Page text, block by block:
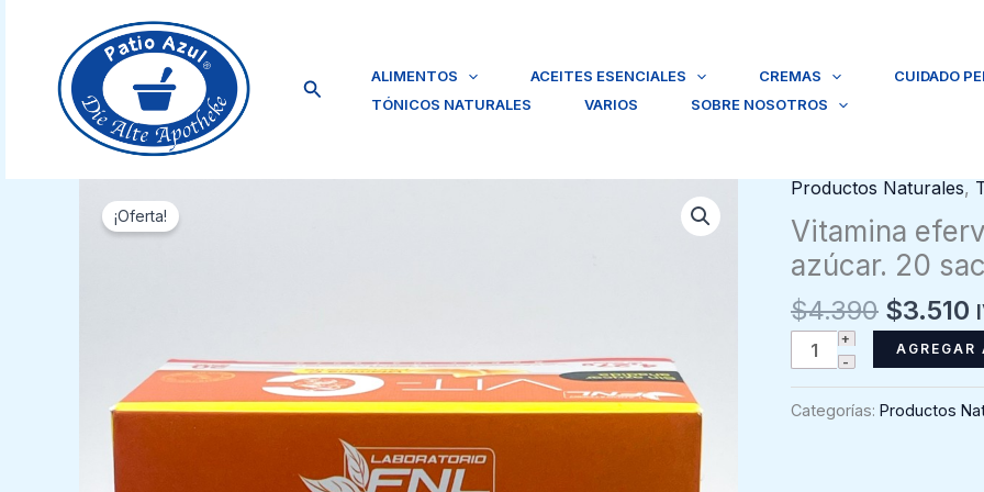
contenido
Buscar ALIMENTOS ACEITES ESENCIALES CREMAS
CUIDADO
TÓNICOS NATURALES
VARIOS SOBRE NOSOTROS
¡Oferta!
Productos Naturales,
Vitamina
azúcar. 20
$4.390
El
precio
original
era:
$4.390.
$3.510
Vitamina
efervescente
FNL
Categorías: Productos